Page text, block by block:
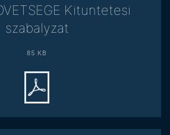
Kituntetesi
szabalyzat
85 KB